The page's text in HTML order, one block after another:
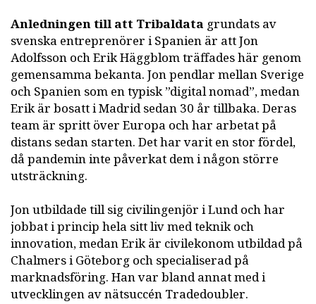
Anledningen till att Tribaldata grundats av
svenska entreprenörer i Spanien är att Jon
Adolfsson och Erik Häggblom träffades här genom
gemensamma bekanta. Jon pendlar mellan Sverige
och Spanien som en typisk ”digital nomad”, medan
Erik är bosatt i Madrid sedan 30 år tillbaka. Deras
team är spritt över Europa och har arbetat på
distans sedan starten. Det har varit en stor fördel,
då pandemin inte påverkat dem i någon större
utsträckning.
Jon utbildade till sig civilingenjör i Lund och har
jobbat i princip hela sitt liv med teknik och
innovation, medan Erik är civilekonom utbildad på
Chalmers i Göteborg och specialiserad på
marknadsföring. Han var bland annat med i
utvecklingen av nätsuccén Tradedoubler.